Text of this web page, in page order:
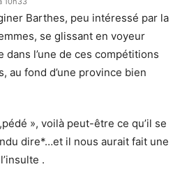
Barthes, peu intéressé par la
se glissant en voyeur
dans l’une de ces compétitions
au fond d’une province bien
», voilà peut-être ce qu’il se
dire*…et il nous aurait fait une
.